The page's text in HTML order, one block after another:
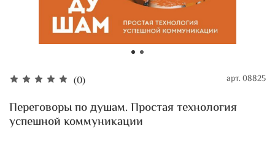
(0) арт.08825
Переговоры по душам. Простая технология
успешной коммуникации